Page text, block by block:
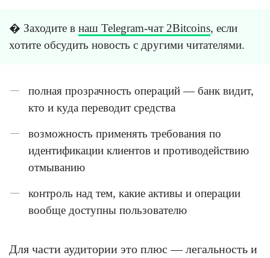
� Заходите в наш Telegram-чат 2Bitcoins, если
хотите обсудить новость с другими читателями.
полная прозрачность операций — банк видит,
кто и куда переводит средства
возможность применять требования по
идентификации клиентов и противодействию
отмыванию
контроль над тем, какие активы и операции
вообще доступны пользователю
Для части аудитории это плюс — легальность и